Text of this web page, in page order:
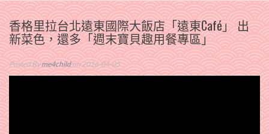
香格里拉台北遠東國際大飯店‎「遠東Café」‬ 出
新菜色，還多「週末寶貝趣用餐專區」
Posted Byme4childon 2016-04-05